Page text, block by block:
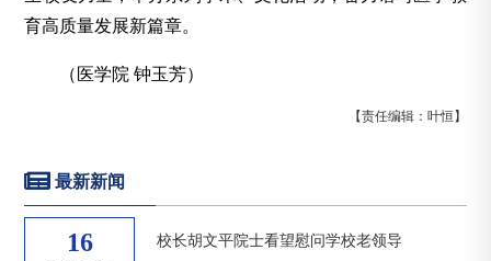
育高质量发展新篇章。
（医学院 钟玉芳）
【责任编辑：叶恒】
最新新闻
16 校长胡文平院士看望慰问学校老领导